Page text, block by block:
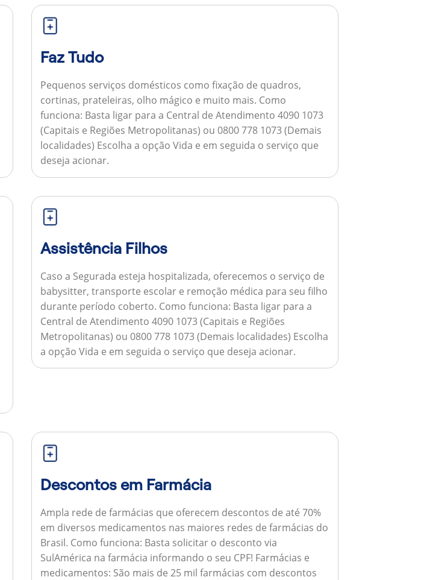
Faz Tudo
Pequenos serviços domésticos como fixação de quadros,
cortinas, prateleiras, olho mágico e muito mais. Como
funciona: Basta ligar para a Central de Atendimento 4090 1073
(Capitais e Regiões Metropolitanas) ou 0800 778 1073 (Demais
localidades) Escolha a opção Vida e em seguida o serviço que
deseja acionar.
Assistência Filhos
Caso a Segurada esteja hospitalizada, oferecemos o serviço de
babysitter, transporte escolar e remoção médica para seu filho
durante período coberto. Como funciona: Basta ligar para a
Central de Atendimento 4090 1073 (Capitais e Regiões
Metropolitanas) ou 0800 778 1073 (Demais localidades) Escolha
a opção Vida e em seguida o serviço que deseja acionar.
Descontos em Farmácia
Ampla rede de farmácias que oferecem descontos de até 70%
em diversos medicamentos nas maiores redes de farmácias do
Brasil. Como funciona: Basta solicitar o desconto via
SulAmérica na farmácia informando o seu CPF! Farmácias e
medicamentos: São mais de 25 mil farmácias com descontos